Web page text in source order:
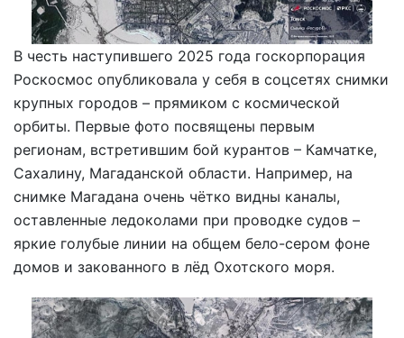
В честь наступившего 2025 года госкорпорация
Роскосмос опубликовала у себя в соцсетях снимки
крупных городов – прямиком с космической
орбиты. Первые фото посвящены первым
регионам, встретившим бой курантов – Камчатке,
Сахалину, Магаданской области. Например, на
снимке Магадана очень чётко видны каналы,
оставленные ледоколами при проводке судов –
яркие голубые линии на общем бело-сером фоне
домов и закованного в лёд Охотского моря.